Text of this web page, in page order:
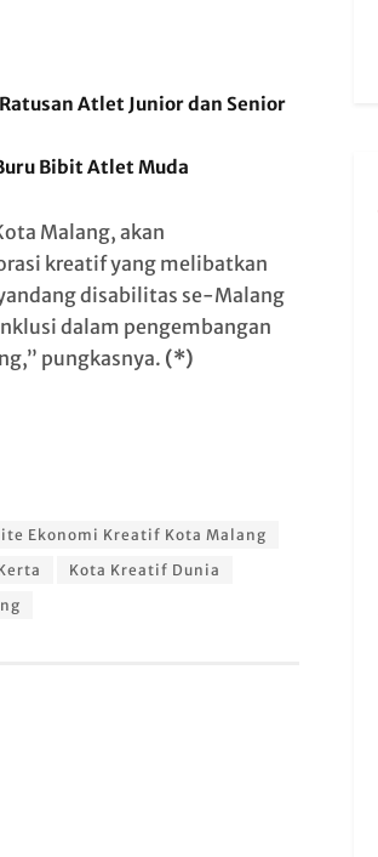
Atlet Junior dan Senior
Bibit Atlet Muda
Malang, akan
kreatif yang melibatkan
disabilitas se-Malang
dalam pengembangan
pungkasnya. (*)
Ekonomi Kreatif Kota Malang
Kota Kreatif Dunia